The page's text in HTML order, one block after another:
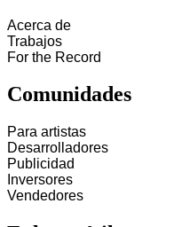
Acerca de
Trabajos
For the Record
Comunidades
Para artistas
Desarrolladores
Publicidad
Inversores
Vendedores